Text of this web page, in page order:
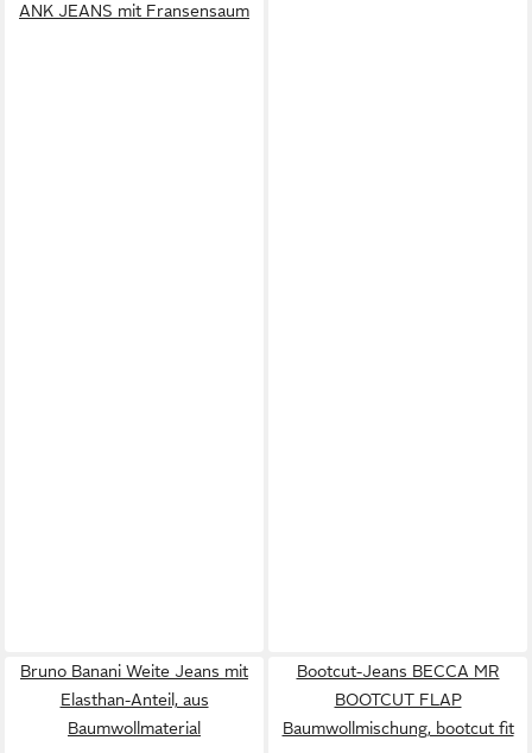
ANK JEANS mit Fransensaum
Bruno Banani Weite Jeans mit
Elasthan-Anteil, aus
Baumwollmaterial
Bootcut-Jeans BECCA MR
BOOTCUT FLAP
Baumwollmischung, bootcut fit